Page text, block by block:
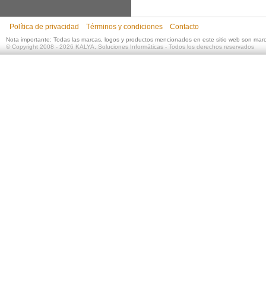
Política de privacidad Términos y condiciones Contacto
Nota importante: Todas las marcas, logos y productos mencionados en este sitio web son
©Copyright 2008 - 2026 KALYA, Soluciones Informáticas- Todos los derechos reservados